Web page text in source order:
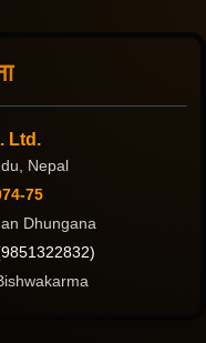
Ltd.
Nepal
75
Dhungana